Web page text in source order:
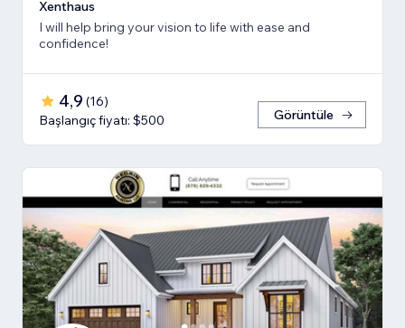
Xenthaus
I will help bring your vision to life with ease and
confidence!
4,9 (16)
Başlangıç fiyatı: $500
Görüntüle